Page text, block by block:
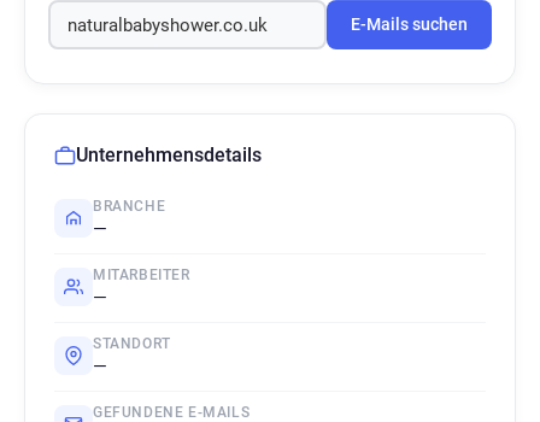
E-Mails suchen
Unternehmensdetails
BRANCHE
—
MITARBEITER
—
STANDORT
—
GEFUNDENE E-MAILS